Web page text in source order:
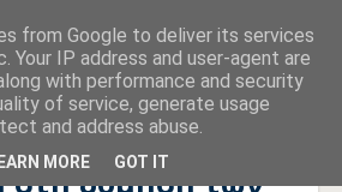
Ανατροπή στη δόμηση των νησιών
στη δόμηση των
from Google to deliver its services
Your IP address and user-agent are
with performance and security
of service, generate usage
and address abuse.
MORE GOT IT